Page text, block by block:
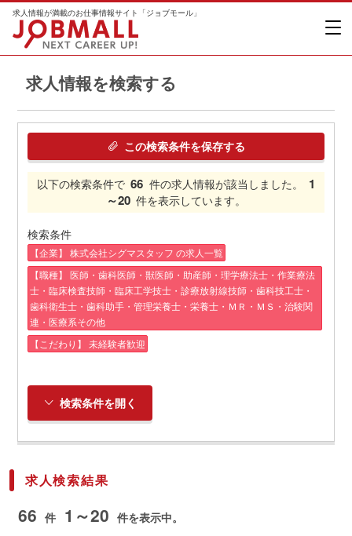
求人情報が満載のお仕事情報サイト「ジョブモール」
求人情報を検索する
この検索条件を保存する
以下の検索条件で 66 件の求人情報が該当しました。
1
～20 件を表示しています。
検索条件
【企業】 株式会社シグマスタッフ の求人一覧
【職種】 医師・歯科医師・獣医師・助産師・理学療法士・作業療法
士・臨床検査技師・臨床工学技士・診療放射線技師・歯科技工士・
歯科衛生士・歯科助手・管理栄養士・栄養士・ＭＲ・ＭＳ・治験関
連・医療系その他
【こだわり】 未経験者歓迎
検索条件を開く
求人検索結果
66 件 1～20 件を表示中。